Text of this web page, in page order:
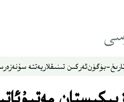
بۈگۈنئەركىن تىنىقلاريەتتە سۇنەزەر